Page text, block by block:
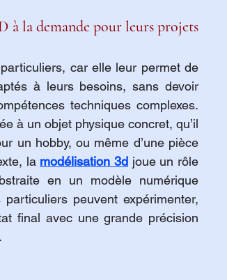
à la demande pour leurs projets
car elle leur permet de
à leurs besoins, sans devoir
techniques complexes.
à un objet physique concret, qu’il
un hobby, ou même d’une pièce
la modélisation 3d joue un rôle
en un modèle numérique
peuvent expérimenter,
final avec une grande précision